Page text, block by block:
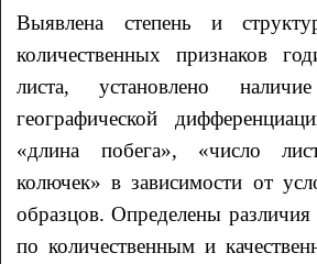
Выявлена степень и
количественных признаков
листа, установлено
географической
«длина побега», «число
колючек» в зависимости от
образцов. Определены
по количественным и